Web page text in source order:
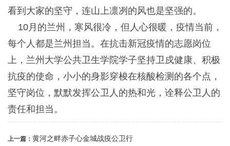
看到大家的坚守，连山上凛冽的风也是坚强的。
10月的兰州，寒风很冷，但人心很暖，疫情当前，
每个人都是兰州担当。在抗击新冠疫情的志愿岗位
上，兰州大学公共卫生学院学子坚持卫戍健康、积极
抗疫的使命，小小的身影穿梭在核酸检测的各个点，
坚守岗位，默默发挥公卫人的热和光，诠释公卫人的
责任和担当。
上一篇： 黄河之畔赤子心金城战疫公卫行